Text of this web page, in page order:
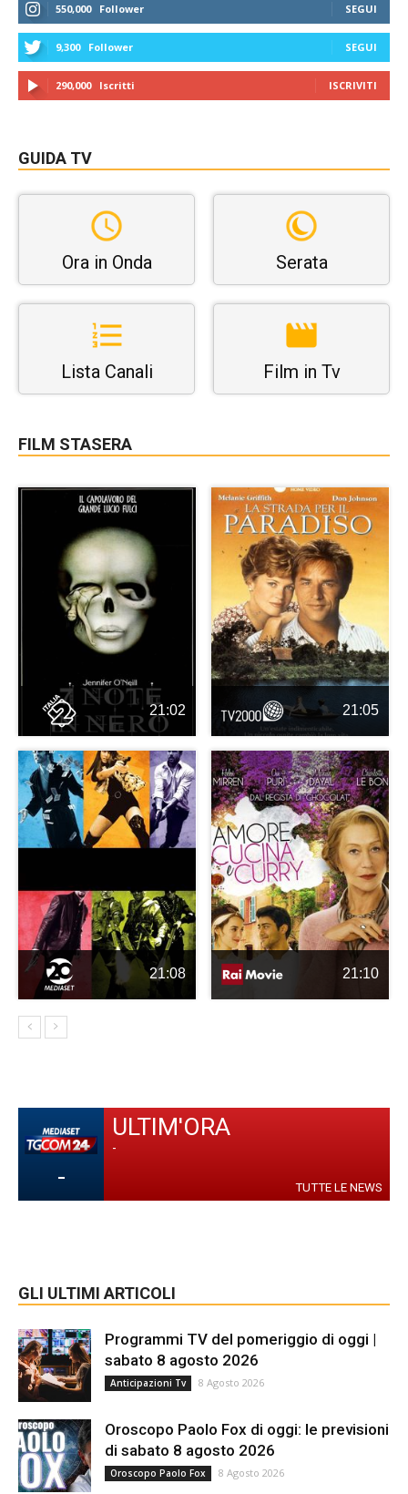
550,000 Follower SEGUI
9,300 Follower SEGUI
290,000 Iscritti ISCRIVITI
GUIDA TV
Ora in Onda Serata
Lista Canali Film in Tv
FILM STASERA
21:02 21:05
21:08 21:10
-
ULTIM'ORA
-
TUTTE LE NEWS
GLI ULTIMI ARTICOLI
Programmi TV del pomeriggio di oggi |
sabato 8 agosto 2026
Anticipazioni Tv 8 Agosto 2026
Oroscopo Paolo Fox di oggi: le previsioni
di sabato 8 agosto 2026
Oroscopo Paolo Fox 8 Agosto 2026